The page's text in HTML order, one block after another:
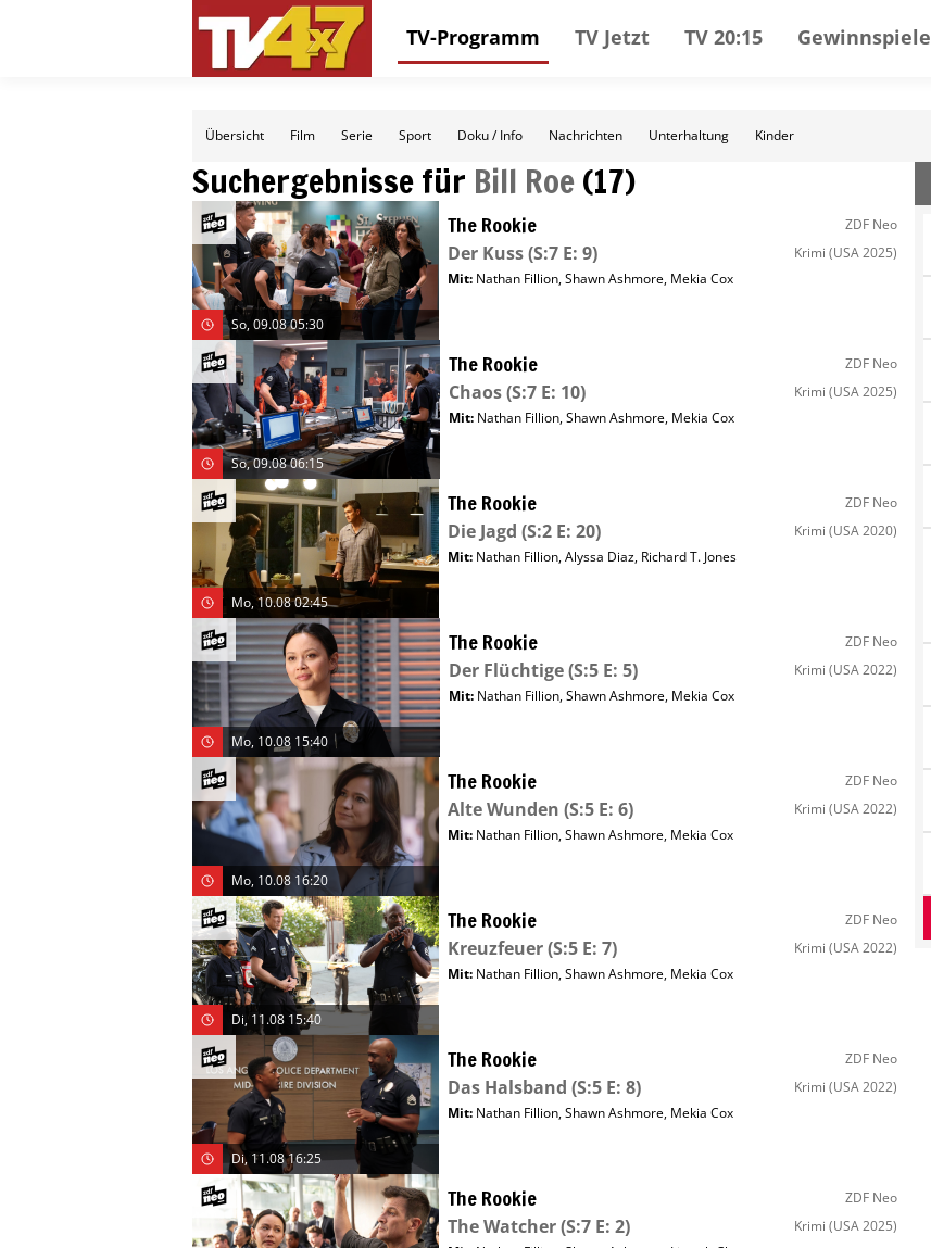
TV-Programm TV Jetzt TV 20:15 Gewinnspiele
Übersicht Film Serie Sport Doku / Info Nachrichten Unterhaltung Kinder
Suchergebnisse für Bill Roe(17)
So, 09.08 05:30
The Rookie ZDF Neo
Der Kuss(S:7 E: 9) Krimi (USA 2025)
Mit: Nathan Fillion,Shawn Ashmore, Mekia Cox
So, 09.08 06:15
The Rookie ZDF Neo
Chaos(S:7 E: 10) Krimi (USA 2025)
Mit: Nathan Fillion,Shawn Ashmore, Mekia Cox
Mo, 10.08 02:45
The Rookie ZDF Neo
Die Jagd (S:2 E: 20) Krimi (USA 2020)
Mit: Nathan Fillion,Alyssa Diaz, Richard T. Jones
Mo, 10.08 15:40
The Rookie ZDF Neo
Der Flüchtige(S:5 E: 5) Krimi (USA 2022)
Mit: Nathan Fillion,Shawn Ashmore, Mekia Cox
Mo, 10.08 16:20
The Rookie ZDF Neo
Alte Wunden (S:5 E: 6) Krimi (USA 2022)
Mit: Nathan Fillion,Shawn Ashmore, Mekia Cox
Di, 11.08 15:40
The Rookie ZDF Neo
Kreuzfeuer(S:5 E: 7) Krimi (USA 2022)
Mit: Nathan Fillion,Shawn Ashmore, Mekia Cox
Di, 11.08 16:25
The Rookie ZDF Neo
Das Halsband (S:5 E: 8) Krimi (USA 2022)
Mit: Nathan Fillion,Shawn Ashmore, Mekia Cox
The Rookie ZDF Neo
The Watcher(S:7 E: 2) Krimi (USA 2025)